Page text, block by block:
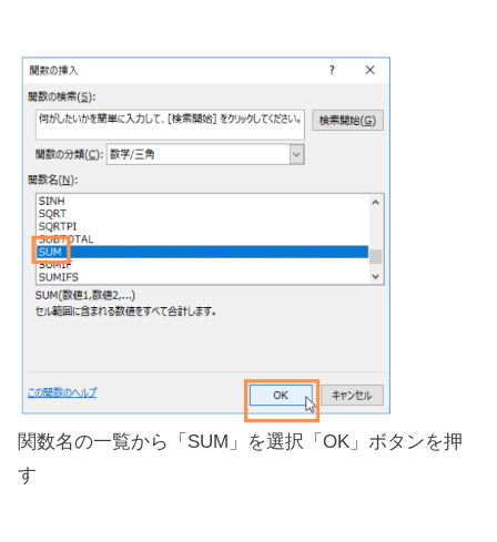
関数名の一覧から「SUM」を選択「OK」ボタンを押
す